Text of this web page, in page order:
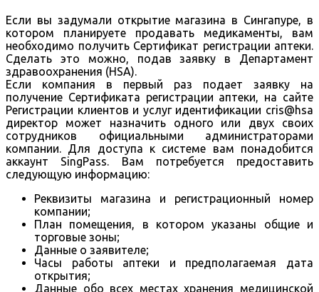
Если вы задумали открытие магазина в Сингапуре, в
котором планируете продавать медикаменты, вам
необходимо получить Сертификат регистрации аптеки.
Сделать это можно, подав заявку в Департамент
здравоохранения (HSA).
Если компания в первый раз подает заявку на
получение Сертификата регистрации аптеки, на сайте
Регистрации клиентов и услуг идентификации cris@hsa
директор может назначить одного или двух своих
сотрудников официальными администраторами
компании. Для доступа к системе вам понадобится
аккаунт SingPass. Вам потребуется предоставить
следующую информацию:
Реквизиты магазина и регистрационный номер
компании;
План помещения, в котором указаны общие и
торговые зоны;
Данные о заявителе;
Часы работы аптеки и предполагаемая дата
открытия;
Данные обо всех местах хранения медицинской